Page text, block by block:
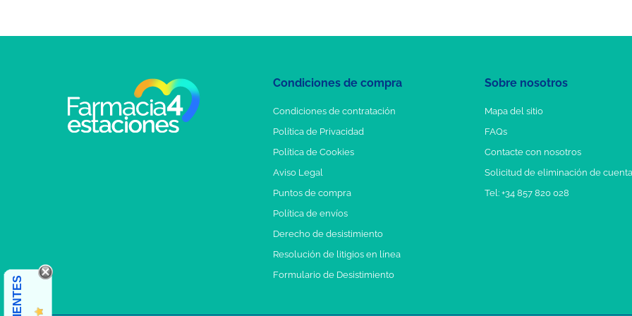
Condiciones de compra
Condiciones de contratación
Política de Privacidad
Política de Cookies
Aviso Legal
Puntos de compra
Política de envíos
Derecho de desistimiento
Resolución de litigios en línea
Formulario de Desistimiento
Sobre nosotros
Mapa del sitio
FAQs
Contacte con nosotros
Solicitud de eliminación de cuenta
Tel: +34 857 820 028